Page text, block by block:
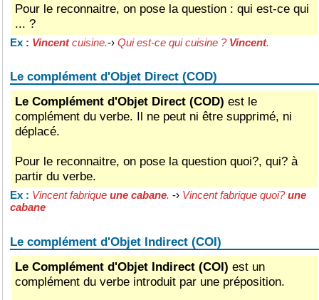
Pour le reconnaitre, on pose la question : qui est-ce qui
... ?
Ex : Vincentcuisine.-› Qui est-ce qui cuisine ? Vincent.
Le complément d'Objet Direct (COD)
Le Complément d'Objet Direct (COD) est le
complément du verbe. Il ne peut ni être supprimé, ni
déplacé.
Pour le reconnaitre, on pose la question quoi?, qui? à
partir du verbe.
Ex : Vincent fabrique une cabane. -› Vincent fabrique quoi?une
cabane
Le complément d'Objet Indirect (COI)
Le Complément d'Objet Indirect (COI) est un
complément du verbe introduit par une préposition.